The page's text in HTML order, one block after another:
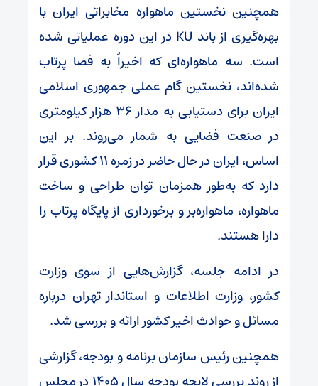
همچنین نخستین ماهواره مخابراتی ایران با
بهره‌گیری از باند KU در این دوره عملیاتی شده
است. سه ماهواره‌ای که اخیراً به فضا پرتاب
شده‌اند، نخستین گام عملی جمهوری اسلامی
ایران برای دستیابی به مدار ۳۶ هزار کیلومتری
در صنعت فضایی به شمار می‌روند. بر این
اساس، ایران در حال حاضر در زمره ۱۱ کشوری قرار
دارد که به‌طور همزمان توان طراحی و ساخت
ماهواره، ماهواره‌بر و برخورداری از پایگاه پرتاب را
دارا هستند.
در ادامه جلسه، گزارش‌هایی از سوی وزارت
کشور، وزارت اطلاعات و استاندار تهران درباره
مسائل و حوادث اخیر کشور ارائه و بررسی شد.
همچنین رئیس سازمان برنامه و بودجه، گزارشی